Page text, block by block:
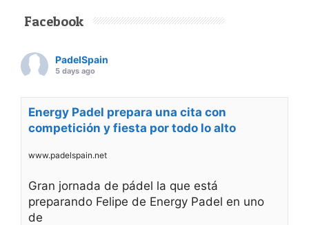
Facebook
PadelSpain
5 days ago
Energy Padel prepara una cita con
competición y fiesta por todo lo alto
www.padelspain.net
Gran jornada de pádel la que está
preparando Felipe de Energy Padel en uno
de